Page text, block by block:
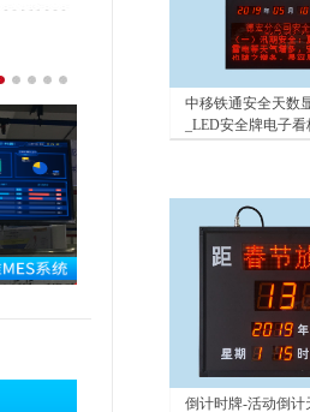
中移铁通安全天数
_LED安全牌电子
倒计时牌-活动倒计